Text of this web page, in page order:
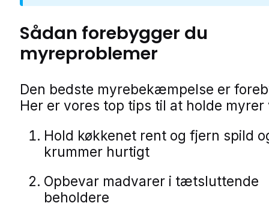
Sådan forebygger du
myreproblemer
Den bedste myrebekæmpelse er
Her er vores top tips til at holde
Hold køkkenet rent og fjern spild
krummer hurtigt
Opbevar madvarer i tætsluttende
beholdere